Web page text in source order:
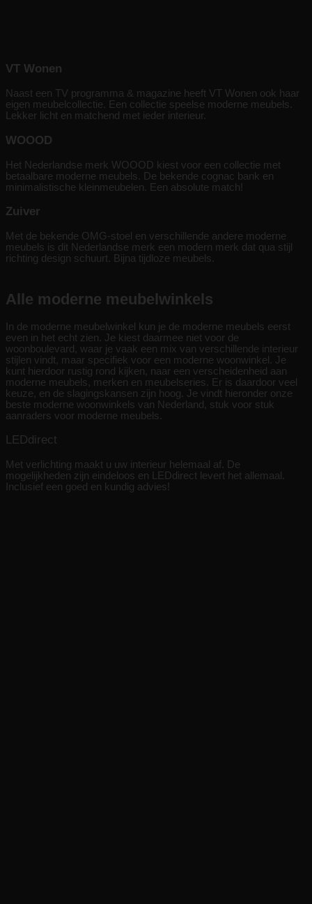
VT Wonen
Naast een TV programma & magazine heeft VT Wonen ook haar
eigen meubelcollectie. Een collectie speelse moderne meubels.
Lekker licht en matchend met ieder interieur.
WOOOD
Het Nederlandse merk WOOOD kiest voor een collectie met
betaalbare moderne meubels. De bekende cognac bank en
minimalistische kleinmeubelen. Een absolute match!
Zuiver
Met de bekende OMG-stoel en verschillende andere moderne
meubels is dit Nederlandse merk een modern merk dat qua stijl
richting design schuurt. Bijna tijdloze meubels.
Alle moderne meubelwinkels
In de moderne meubelwinkel kun je de moderne meubels eerst
even in het echt zien. Je kiest daarmee niet voor de
woonboulevard, waar je vaak een mix van verschillende interieur
stijlen vindt, maar specifiek voor een moderne woonwinkel. Je
kunt hierdoor rustig rond kijken, naar een verscheidenheid aan
moderne meubels, merken en meubelseries. Er is daardoor veel
keuze, en de slagingskansen zijn hoog. Je vindt hieronder onze
beste moderne woonwinkels van Nederland, stuk voor stuk
aanraders voor moderne meubels.
LEDdirect
Met verlichting maakt u uw interieur helemaal af. De
mogelijkheden zijn eindeloos en LEDdirect levert het allemaal.
Inclusief een goed en kundig advies!